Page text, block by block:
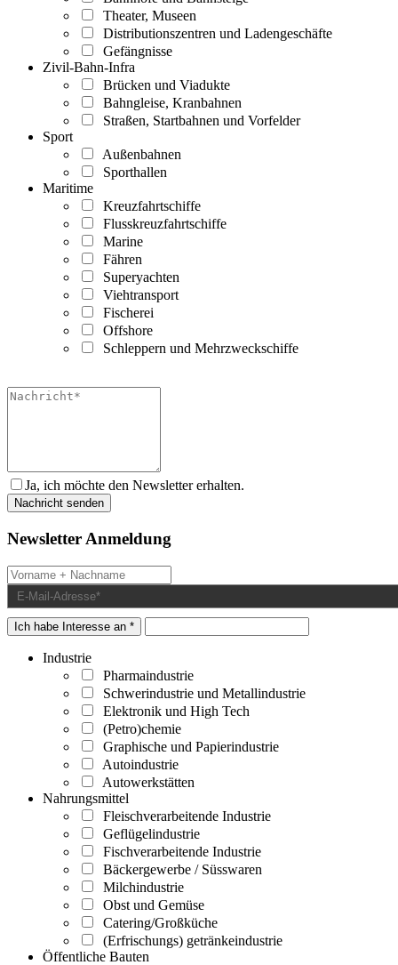
Theater, Museen
Distributionszentren und Ladengeschäfte
Gefängnisse
Zivil-Bahn-Infra
Brücken und Viadukte
Bahngleise, Kranbahnen
Straßen, Startbahnen und Vorfelder
Sport
Außenbahnen
Sporthallen
Maritime
Kreuzfahrtschiffe
Flusskreuzfahrtschiffe
Marine
Fähren
Superyachten
Viehtransport
Fischerei
Offshore
Schleppern und Mehrzweckschiffe
Ja, ich möchte den Newsletter erhalten.
Newsletter Anmeldung
Ich habe Interesse an *
Industrie
Pharmaindustrie
Schwerindustrie und Metallindustrie
Elektronik und High Tech
(Petro)chemie
Graphische und Papierindustrie
Autoindustrie
Autowerkstätten
Nahrungsmittel
Fleischverarbeitende Industrie
Geflügelindustrie
Fischverarbeitende Industrie
Bäckergewerbe / Süsswaren
Milchindustrie
Obst und Gemüse
Catering/Großküche
(Erfrischungs) getränkeindustrie
Öffentliche Bauten